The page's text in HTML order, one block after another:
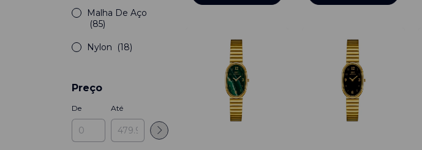
Malha De Aço
(85)
Nylon (18)
Preço
De Até